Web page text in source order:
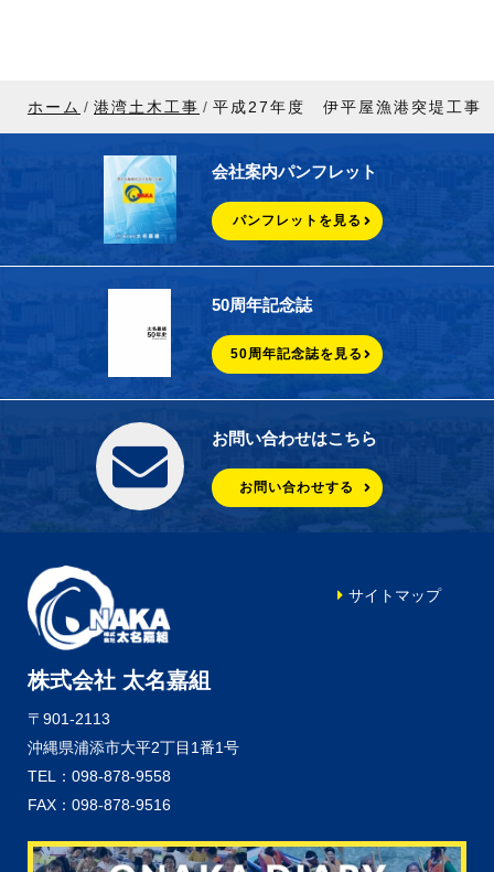
ホーム 港湾土木工事 平成27年度 伊平屋漁港突堤工事
会社案内パンフレット
パンフレットを見る
50周年記念誌
50周年記念誌を見る
お問い合わせはこちら
お問い合わせする
株式会社 太名嘉組
〒901-2113
沖縄県浦添市大平2丁目1番1号
TEL：098-878-9558
FAX：098-878-9516
サイトマップ